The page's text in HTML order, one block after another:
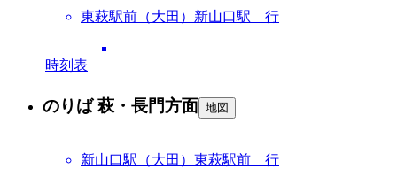
東萩駅前（大田）新山口駅 行
時刻表
のりば 萩・長門方面 地図
新山口駅（大田）東萩駅前 行